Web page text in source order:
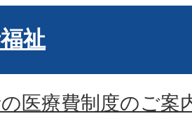
祉
医療費制度のご案